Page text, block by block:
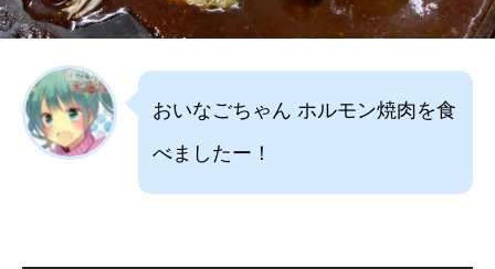
おいなごちゃん ホルモン焼肉を食
べましたー！